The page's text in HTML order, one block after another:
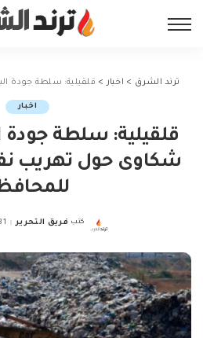
ترند الشرق > اخبار > قلقيلية: سلطة جودة البيئة تتابع
اخبار
قلقيلية: سلطة جودة
شكاوى حول تهريب
Posted
كتب فريق التحرير 31